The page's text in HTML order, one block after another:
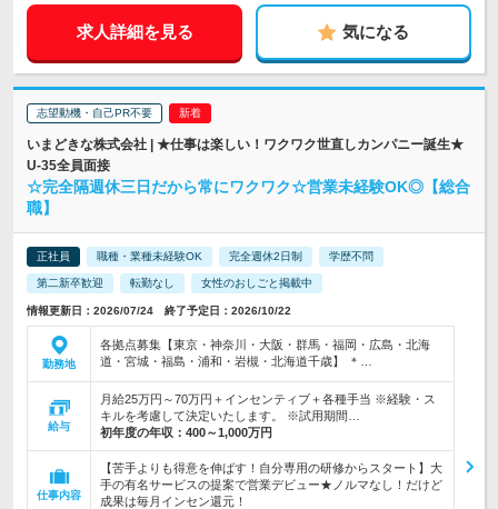
求人詳細を見る 気になる
志望動機・自己PR不要
いまどきな株式会社 | ★仕事は楽しい！ワクワク世直しカンパニー誕生★
U-35全員面接
☆完全隔週休三日だから常にワクワク☆営業未経験OK◎【総合
職】
正社員 職種・業種未経験OK 完全週休2日制 学歴不問
第二新卒歓迎 転勤なし 女性のおしごと掲載中
情報更新日：2026/07/24 終了予定日：2026/10/22
勤務地
各拠点募集【東京・神奈川・大阪・群馬・福岡・広島・北海
道・宮城・福島・浦和・岩槻・北海道千歳】 ＊…
給与
月給25万円～70万円＋インセンティブ＋各種手当 ※経験・ス
キルを考慮して決定いたします。 ※試用期間…
初年度の年収： 400～1,000万円
仕事内容
【苦手よりも得意を伸ばす！自分専用の研修からスタート】大
手の有名サービスの提案で営業デビュー★ノルマなし！だけど
成果は毎月インセン還元！